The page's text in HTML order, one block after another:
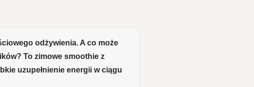
odżywienia. A co może
To zimowe smoothie z
uzupełnienie energii w ciągu